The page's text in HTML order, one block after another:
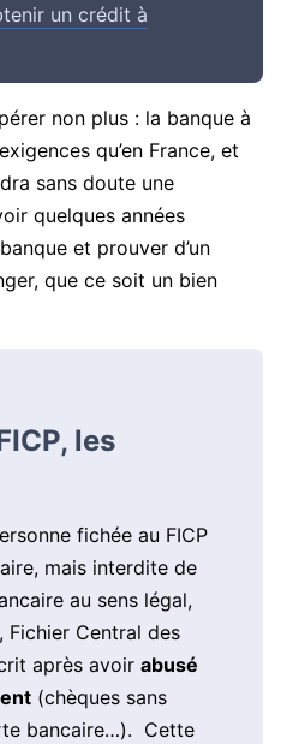
un crédit à
non plus : la banque à
qu’en France, et
sans doute une
quelques années
et prouver d’un
que ce soit un bien
les
fichée au FICP
mais interdite de
au sens légal,
, Fichier Central des
après avoir abusé
(chèques sans
bancaire…). Cette